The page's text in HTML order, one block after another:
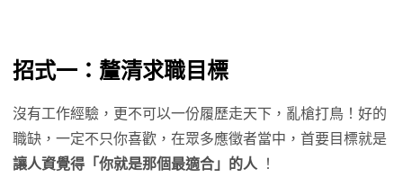
招式一：釐清求職目標
沒有工作經驗，更不可以一份履歷走天下，亂槍打鳥！好的
職缺，一定不只你喜歡，在眾多應徵者當中，首要目標就是
讓人資覺得「你就是那個最適合」的人 ！